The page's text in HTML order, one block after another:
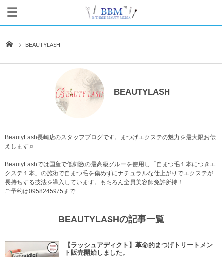
BEAUTYLASH
BEAUTYLASH
BeautyLash長崎店のスタッフブログです。まつげエクステの魅力を最大限お伝
えします♫
BeautyLashでは国産で低刺激の最高級グルーを使用し「自まつ毛１本につきエ
クステ１本」の施術で自まつ毛を傷めずにナチュラルな仕上がりでエクステが
長持ちする技法を導入しています。もちろん全員美容師免許所持！
ご予約は0958245975 まで
BEAUTYLASHの記事一覧
【ラッシュアディクト】革命的まつげトリートメン
ト販売開始しました。